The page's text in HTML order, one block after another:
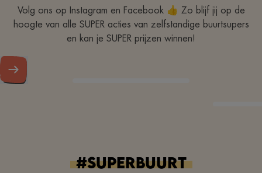
Volg ons op Instagram en Facebook 👍 Zo blijf jij op de
hoogte van alle SUPER acties van zelfstandige buurtsupers
en kan je SUPER prijzen winnen!
#superbuurt